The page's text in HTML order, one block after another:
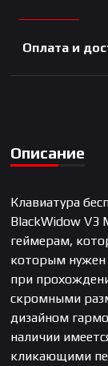
Оплата и
Описание
Клавиатура
BlackWidow V3
геймерам,
которым нужен
при
скромными
дизайном
наличии
кликающими